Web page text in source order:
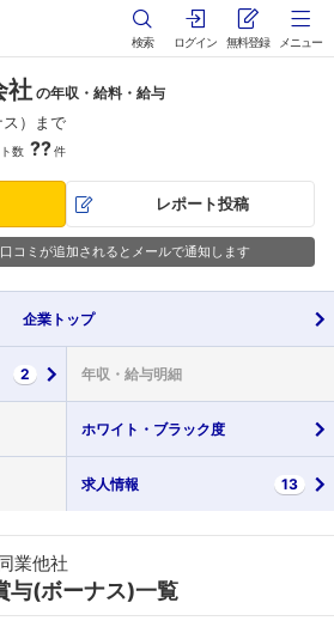
検索 ログイン 無料登録 メニュー
社 の年収・給料・給与
）まで
数 ??件
レポート投稿
コミが追加されるとメールで通知します
企業 トップ
2 年収・ 給与明細
ホワイト・ ブラック度
求人情報 13
業他社
与(ボーナス)一覧